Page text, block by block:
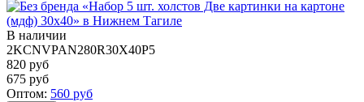
В наличии
2KCNVPAN280R30X40P5
820 руб
675 руб
Оптом: 560 руб